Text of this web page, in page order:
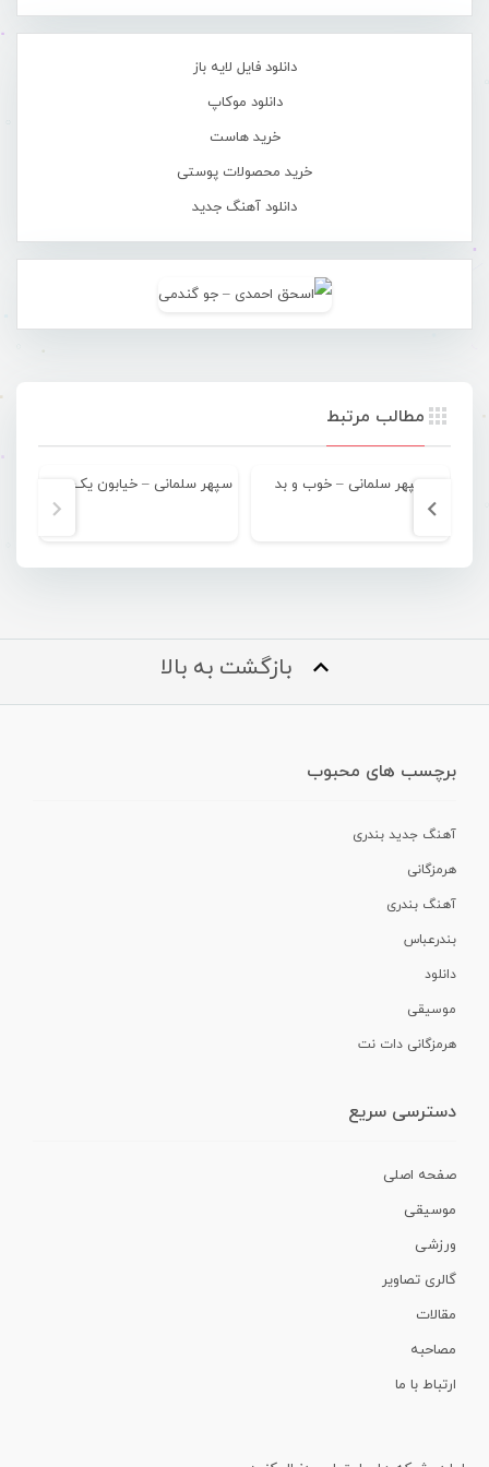
دانلود فایل لایه باز
دانلود موکاپ
خرید هاست
خرید محصولات پوستی
دانلود آهنگ جدید
مطالب مرتبط
سپهر سلمانی – خوب و بد
بازگشت به بالا
برچسب های محبوب
آهنگ جدید بندری
هرمزگانی
آهنگ بندری
بندرعباس
دانلود
موسیقی
هرمزگانی دات نت
دسترسی سریع
صفحه اصلی
موسیقی
ورزشی
گالری تصاویر
مقالات
مصاحبه
ارتباط با ما